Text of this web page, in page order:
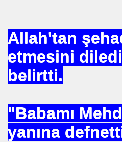
Allah'tan
etmesini
belirtti.
"Babamı
yanına